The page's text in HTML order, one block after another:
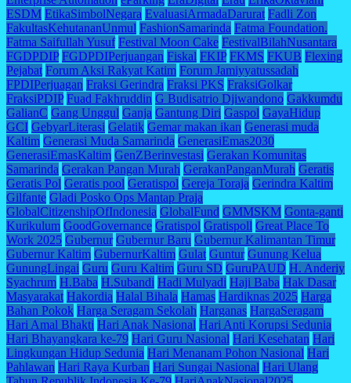
ESDM EtikaSimbolNegara EvaluasiArmadaDarurat Fadli Zon
FakultasKehutananUnmul FashionSamarinda Fatma Foundation.
Fatma Saifullah Yusuf Festival Moon Cake FestivalBilahNusantara
FGDPDIP FGDPDIPerjuangan Fiskal FKIP FKMS FKUB Flexing
Pejabat Forum Aksi Rakyat Katim Forum Jamiyyatussadah
FPDIPerjuagan Fraksi Gerindra Fraksi PKS FraksiGolkar
FraksiPDIP Fuad Fakhruddin G Budisatrio Djiwandono Gakkumdu
GalianC Gang Unggul Ganja Gantung Diri Gaspol GayaHidup
GCI GebyarLiterasi Gelatik Gemar makan ikan Generasi muda
Kaltim Generasi Muda Samarinda GenerasiEmas2030
GenerasiEmasKaltim GenZBerinvestasi Gerakan Komunitas
Samarinda Gerakan Pangan Murah GerakanPanganMurah Geratis
Geratis Pol Geratis pool Geratispol Gereja Toraja Gerindra Kaltim
Gilfante Gladi Posko Ops Mantap Praja
GlobalCitizenshipOfIndonesia GlobalFund GMMSKM Gonta-ganti
Kurikulum GoodGovernance Gratispol Gratispoll Great Place To
Work 2025 Gubernur Gubernur Baru Gubernur Kalimantan Timur
Gubernur Kaltim GubernurKaltim Gulat Guntur Gunung Kelua
GunungLingai Guru Guru Kaltim Guru SD GuruPAUD H. Anderiy
Syachrum H.Baba H.Subandi Hadi Mulyadi Haji Baba Hak Dasar
Masyarakat Hakordia Halal Bihala Hamas Hardiknas 2025 Harga
Bahan Pokok Harga Seragam Sekolah Harganas HargaSeragam
Hari Amal Bhakti Hari Anak Nasional Hari Anti Korupsi Sedunia
Hari Bhayangkara ke-79 Hari Guru Nasional Hari Kesehatan Hari
Lingkungan Hidup Sedunia Hari Menanam Pohon Nasional Hari
Pahlawan Hari Raya Kurban Hari Sungai Nasional Hari Ulang